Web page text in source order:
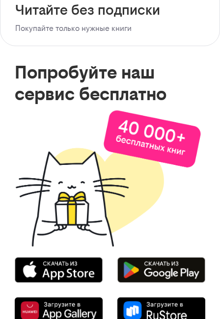
Читайте без подписки
Покупайте только нужные книги
Попробуйте наш
сервис бесплатно